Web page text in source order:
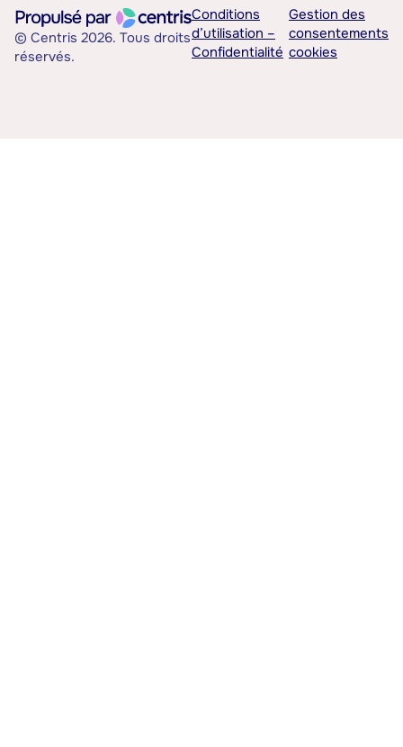
© Centris 2026. Tous droits
réservés.
Conditions
d’utilisation –
Confidentialité
Gestion des
consentements
cookies